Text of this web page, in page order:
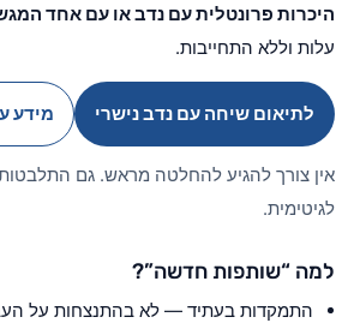
היכרות פרונטלית עם נדב או עם אחד
עלות וללא התחייבות.
לתיאום שיחה עם נדב נישרי מידע
אין צורך להגיע להחלטה מראש. גם
לגיטימית.
למה “שותפות חדשה”?
התמקדות בעתיד — לא בהתנצחות על